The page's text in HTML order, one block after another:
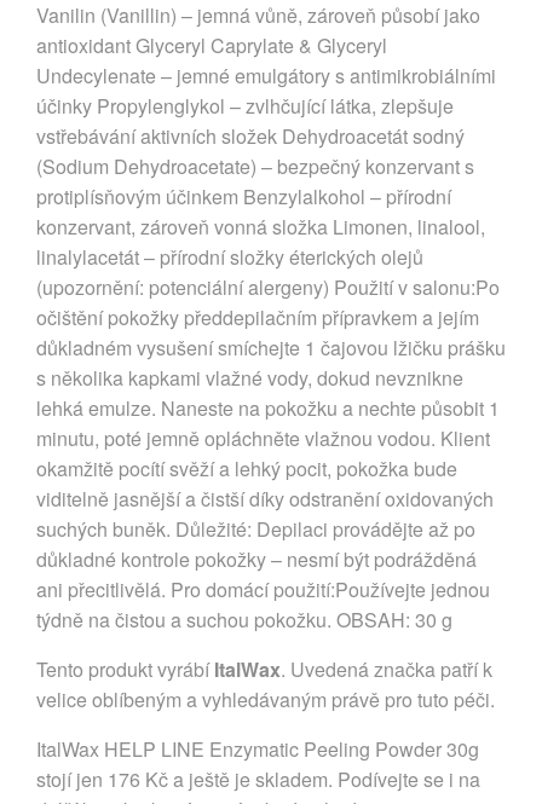
Vanilin (Vanillin) – jemná vůně, zároveň působí jako
antioxidant Glyceryl Caprylate & Glyceryl
Undecylenate – jemné emulgátory s antimikrobiálními
účinky Propylenglykol – zvlhčující látka, zlepšuje
vstřebávání aktivních složek Dehydroacetát sodný
(Sodium Dehydroacetate) – bezpečný konzervant s
protiplísňovým účinkem Benzylalkohol – přírodní
konzervant, zároveň vonná složka Limonen, linalool,
linalylacetát – přírodní složky éterických olejů
(upozornění: potenciální alergeny) Použití v salonu:Po
očištění pokožky předdepilačním přípravkem a jejím
důkladném vysušení smíchejte 1 čajovou lžičku prášku
s několika kapkami vlažné vody, dokud nevznikne
lehká emulze. Naneste na pokožku a nechte působit 1
minutu, poté jemně opláchněte vlažnou vodou. Klient
okamžitě pocítí svěží a lehký pocit, pokožka bude
viditelně jasnější a čistší díky odstranění oxidovaných
suchých buněk. Důležité: Depilaci provádějte až po
důkladné kontrole pokožky – nesmí být podrážděná
ani přecitlivělá. Pro domácí použití:Používejte jednou
týdně na čistou a suchou pokožku. OBSAH: 30 g
Tento produkt vyrábíItalWax. Uvedená značka patří k
velice oblíbeným a vyhledávaným právě pro tuto péči.
ItalWax HELP LINE Enzymatic Peeling Powder 30g
stojí jen 176 Kč a ještě je skladem. Podívejte se i na